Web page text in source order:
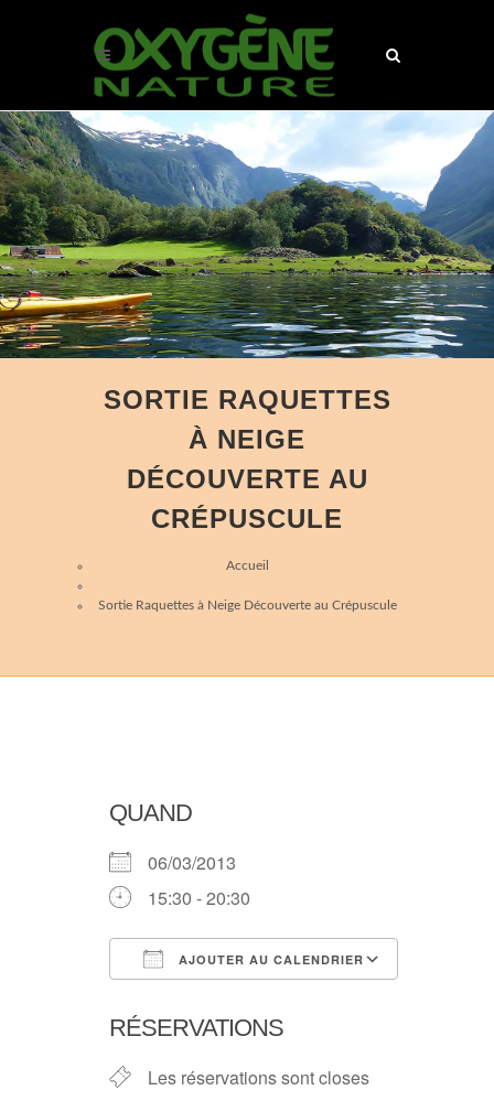
SORTIE RAQUETTES
À NEIGE
DÉCOUVERTE AU
CRÉPUSCULE
Accueil
Sortie Raquettes à Neige Découverte au Crépuscule
QUAND
06/03/2013
15:30 - 20:30
AJOUTER AU CALENDRIER
RÉSERVATIONS
Les réservations sont closes